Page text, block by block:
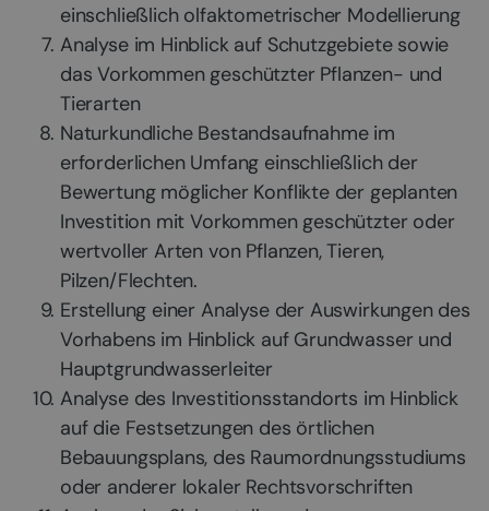
einschließlich olfaktometrischer Modellierung
Analyse im Hinblick auf Schutzgebiete sowie
das Vorkommen geschützter Pflanzen- und
Tierarten
Naturkundliche Bestandsaufnahme im
erforderlichen Umfang einschließlich der
Bewertung möglicher Konflikte der geplanten
Investition mit Vorkommen geschützter oder
wertvoller Arten von Pflanzen, Tieren,
Pilzen/Flechten.
Erstellung einer Analyse der Auswirkungen des
Vorhabens im Hinblick auf Grundwasser und
Hauptgrundwasserleiter
Analyse des Investitionsstandorts im Hinblick
auf die Festsetzungen des örtlichen
Bebauungsplans, des Raumordnungsstudiums
oder anderer lokaler Rechtsvorschriften